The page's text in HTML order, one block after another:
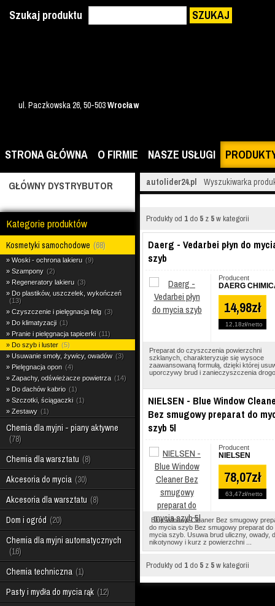
ul. Paczkowska 26, 50-503Wrocław
Szukaj produktu SZUKAJ
STRONA GŁÓWNA O FIRMIE NASZE USŁUGI
GŁÓWNY DYSTRYBUTOR
Kategorie produktów
Kosmetyki samochodowe 68
Woski - ochrona lakieru
9
Szampony
2
Regeneratory lakieru
3
Do plastików, uszczelek, wykończeń
13
Czyszczenie i pielęgnacja felg
3
Do klimatyzacji
1
Pranie i pielęgnacja tapicerki
11
Do szyb i luster
5
Usuwanie smoły, żywicy, owadów
3
Pielęgnacja opon
4
Zapachy, odświeżacze powietrza
14
Do dachów kabrio
1
Szczotki, ściągaczki
1
Zestawy
1
Chemia dla myjni - piany aktywne
78
Chemia dla warsztatu 8
Akcesoria do mycia 30
Akcesoria dla warsztatu 8
Dom i ogród 20
Chemia dla myjni automatycznych
16
Chemia techniczna 1
Pasty i mydła do mycia rąk 12
autolider24.pl Wyszukiwarka
Produkty od 1 do 5 z 5w kategorii
Daerg - Vedarbei płyn do
szyb
Producent
DAERG
14,98zł
12,18zł netto
Preparat do czyszczenia powierzchni
szklanych, charakteryzuje się wysoce
zaawansowaną formułą, dzięki której
uporczywy brud i zanieczyszczenia
NIELSEN - Blue Window
Bez smugowy preparat do
szyb 5l
Producent
NIELSEN
78,07zł
63,47zł netto
Blue Window Cleaner Bez smugowy
do mycia szyb Bez smugowy preparat do
mycia szyb. Usuwa brud uliczny, owady,
nikotynowy i kurz z powierzchni ...
Produkty od 1 do 5 z 5w kategorii